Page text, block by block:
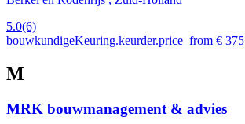
5.0(6)
bouwkundigeKeuring.keurder.price_from € 375
M
MRK bouwmanagement & advies